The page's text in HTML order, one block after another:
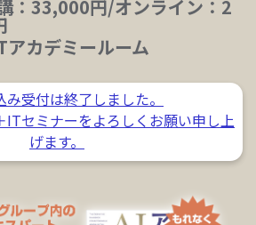
：33,000円/オンライン：2
カデミールーム
み受付は終了しました。
ITセミナーをよろしくお願い申し上
げます。